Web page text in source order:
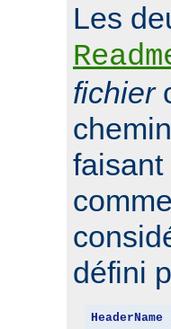
Les
fichier
défini
HeaderName